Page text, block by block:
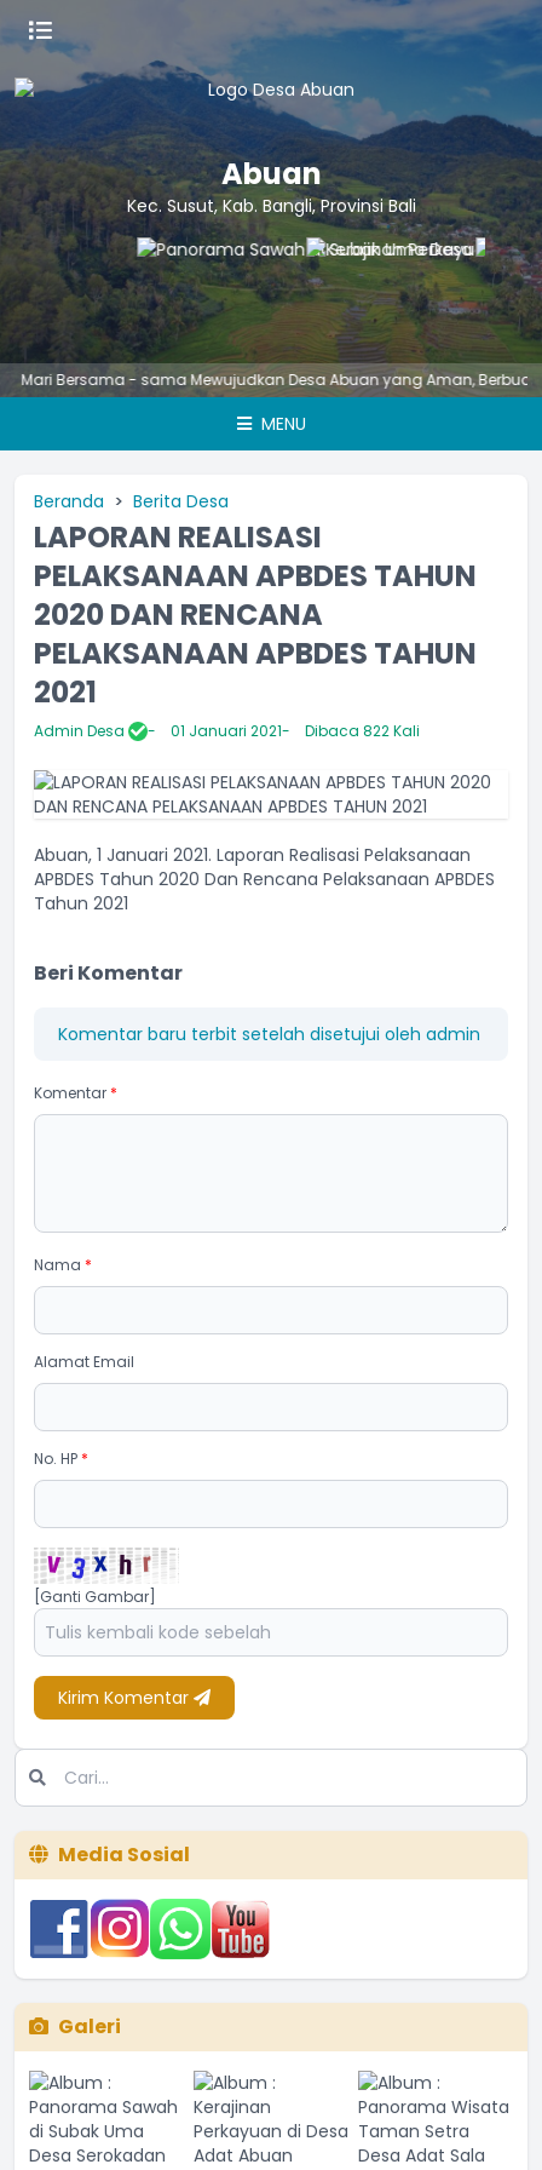
Abuan
Kec. Susut, Kab. Bangli, Provinsi Bali
Bersama - sama Mewujudkan Desa Abuan yang Aman, Berbudaya,
MENU
Beranda Berita Desa
LAPORAN REALISASI
PELAKSANAAN APBDES TAHUN
2020 DAN RENCANA
PELAKSANAAN APBDES TAHUN
2021
Admin Desa 01 Januari 2021 Dibaca 822 Kali
Abuan, 1 Januari 2021. Laporan Realisasi Pelaksanaan
APBDES Tahun 2020 Dan Rencana Pelaksanaan APBDES
Tahun 2021
Beri Komentar
Komentar baru terbit setelah disetujui oleh admin
Komentar *
Nama *
Alamat Email
No. HP *
[Ganti Gambar]
Kirim Komentar
Media Sosial
Galeri